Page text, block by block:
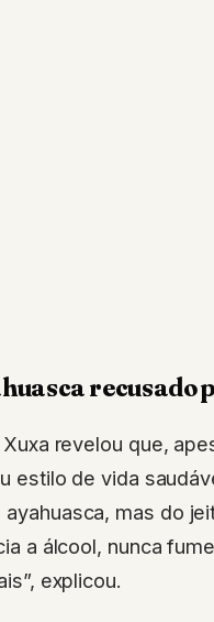
recusado
revelou que,
estilo de vida
ayahuasca, mas do
a álcool, nunca
explicou.